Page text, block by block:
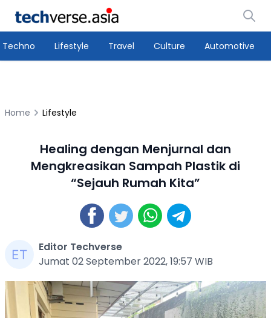
Techno Lifestyle Travel Culture Automotive
Home Lifestyle
Healing dengan Menjurnal dan
Mengkreasikan Sampah Plastik di
“Sejauh Rumah Kita”
Editor Techverse
Jumat 02 September 2022, 19:57 WIB